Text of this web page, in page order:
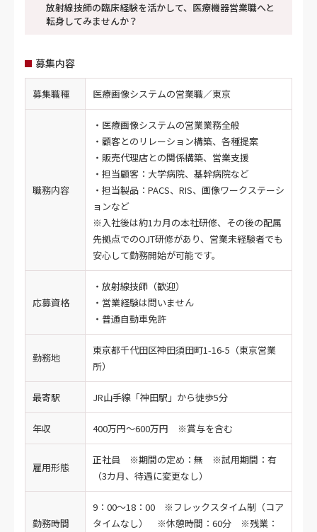
放射線技師の臨床経験を活かして、医療機器営業職へと
転身してみませんか？
募集内容
募集職種 医療画像システムの営業職／東京
職務内容
・医療画像システムの営業業務全般
・顧客とのリレーション構築、各種提案
・販売代理店との関係構築、営業支援
・担当顧客：大学病院、基幹病院など
・担当製品：PACS、RIS、画像ワークステーシ
ョンなど
※入社後は約1カ月の本社研修、その後の配属
先拠点でのOJT研修があり、営業未経験者でも
安心して勤務開始が可能です。
応募資格
・放射線技師（歓迎）
・営業経験は問いません
・普通自動車免許
勤務地
東京都千代田区神田須田町1-16-5（東京営業
所）
最寄駅 JR山手線「神田駅」から徒歩5分
年収 400万円～600万円 ※賞与を含む
雇用形態
正社員 ※期間の定め：無 ※試用期間：有
（3カ月、待遇に変更なし）
勤務時間
9：00～18：00 ※フレックスタイム制（コア
タイムなし） ※休憩時間：60分 ※残業：